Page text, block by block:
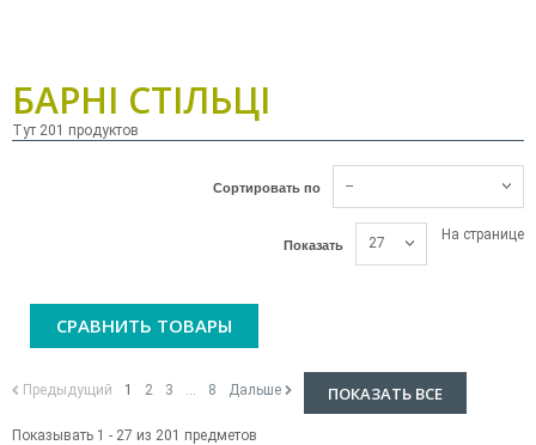
БАРНІ СТІЛЬЦІ
Тут 201 продуктов
Сортировать по --
Показать 27 На странице
СРАВНИТЬ ТОВАРЫ
ПОКАЗАТЬ ВСЕ
Предыдущий 1 2 3 ... 8 Дальше
Показывать 1 - 27 из 201 предметов